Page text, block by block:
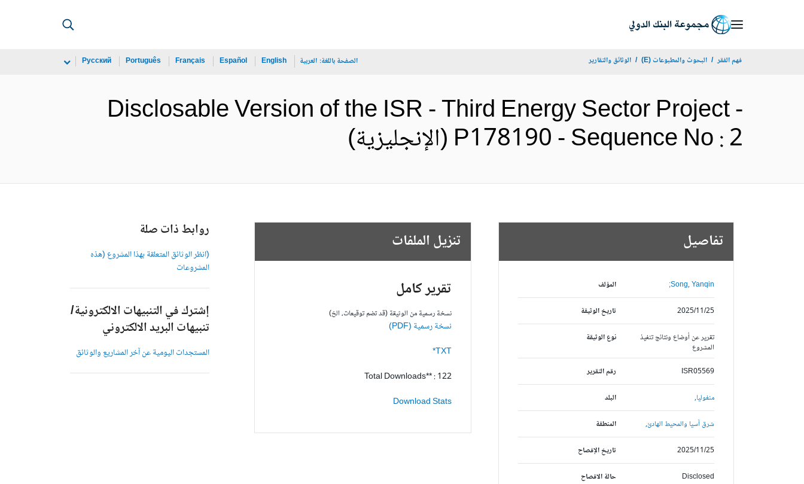
فهم الفقر البحوث والمطبوعات (E) الوثائق والتقارير الصفحة باللغة: العربية English
Español
Français
Português
Русский
Disclosable Version of the ISR - Third Energy Sector Project -
P178190 - Sequence No : 2 (الإنجليزية)
تفاصيل
المؤلف Song, Yanqin;
تاريخ الوثيقة 2025/11/25
نوع الوثيقة
تقرير عن أوضاع ونتائج تنفيذ
المشروع
رقم التقرير
ISR05569
البلد منغوليا,
المنطقة شرق آسيا والمحيط الهادئ,
تاريخ الإفصاح 2025/11/25
حالة الافصاح Disclosed
تنزيل الملفات
تقرير كامل
نسخة رسمية من الوثيقة (قد تضم توقيعات، الخ)
نسخة رسمية (PDF)
TXT*
Total Downloads** : 122
Download Stats
روابط ذات صلة
(انظر الوثائق المتعلقة بهذا المشروع (هذه
المشروعات
إشترك في التنبيهات الالكترونية/
تنبيهات البريد الالكتروني
المستجدات اليومية عن آخر المشاريع والوثائق